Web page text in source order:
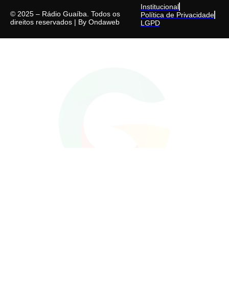
© 2025 – Rádio Guaíba. Todos os
direitos reservados | By Ondaweb
Institucional
Política de Privacidade
LGPD